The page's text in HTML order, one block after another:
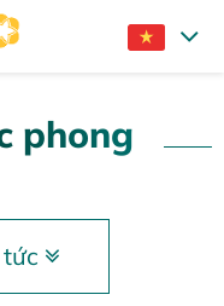
phong